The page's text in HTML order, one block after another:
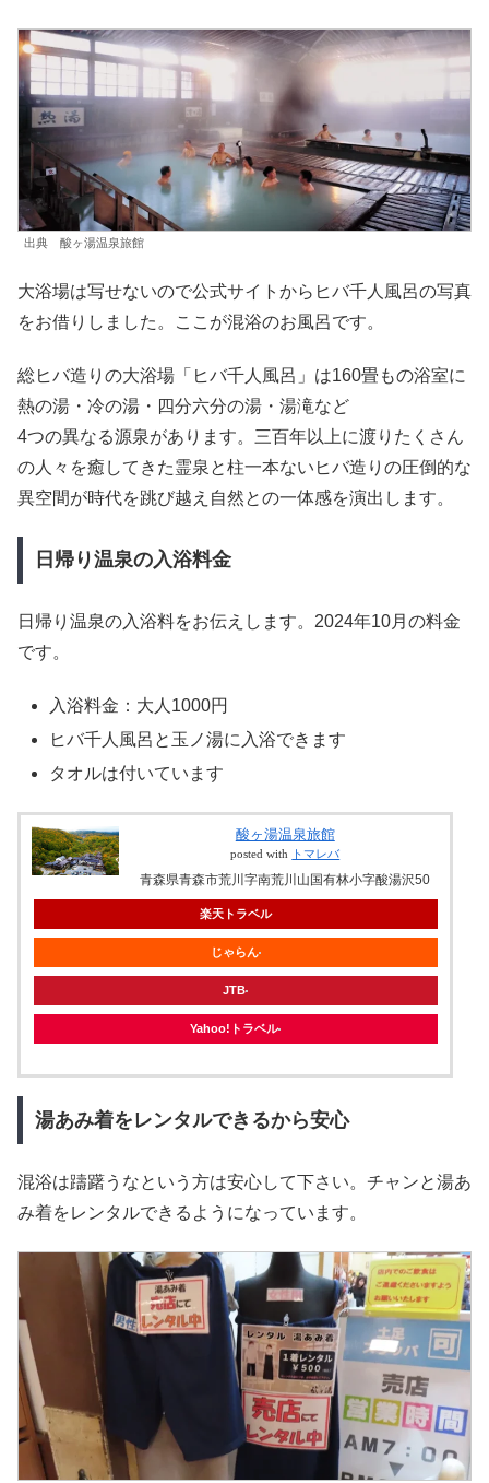
出典 酸ヶ湯温泉旅館
大浴場は写せないので公式サイトからヒバ千人風呂の写真
をお借りしました。ここが混浴のお風呂です。
総ヒバ造りの大浴場「ヒバ千人風呂」は160畳もの浴室に
熱の湯・冷の湯・四分六分の湯・湯滝など
4つの異なる源泉があります。三百年以上に渡りたくさん
の人々を癒してきた霊泉と柱一本ないヒバ造りの圧倒的な
異空間が時代を跳び越え自然との一体感を演出します。
日帰り温泉の入浴料金
日帰り温泉の入浴料をお伝えします。2024年10月の料金
です。
入浴料金：大人1000円
ヒバ千人風呂と玉ノ湯に入浴できます
タオルは付いています
酸ヶ湯温泉旅館
posted with トマレバ
青森県青森市荒川字南荒川山国有林小字酸湯沢50
楽天トラベル
じゃらん
JTB
Yahoo!トラベル
湯あみ着をレンタルできるから安心
混浴は躊躇うなという方は安心して下さい。チャンと湯あ
み着をレンタルできるようになっています。